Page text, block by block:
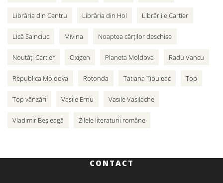
Librăria din Centru Librăria din Hol Librăriile Cartier
Lică Sainciuc Mivina Noaptea cărților deschise
Noutăți Cartier Oxigen Planeta Moldova Radu Vancu
Republica Moldova Rotonda Tatiana Țîbuleac Top
Top vânzări Vasile Ernu Vasile Vasilache
Vladimir Beșleagă Zilele literaturii române
CONTACT